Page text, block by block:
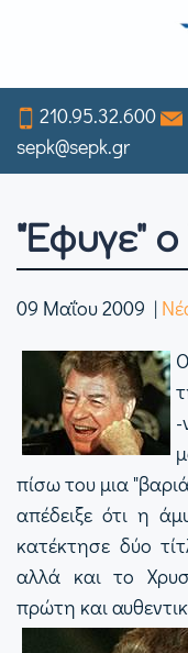
to
main
content
210.95.32.600
sepk@sepk.gr
"Έφυγε" ο
09 Μαΐου 2009 |
-
πίσω του μια
απέδειξε ότι η
κατέκτησε δύο
αλλά και το
πρώτη και